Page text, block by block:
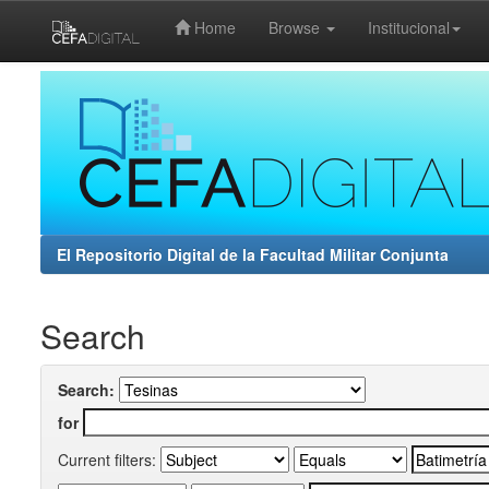
Home Browse Institucional
El Repositorio Digital de la Facultad Militar Conjunta
Search
Search:
for
Current filters: